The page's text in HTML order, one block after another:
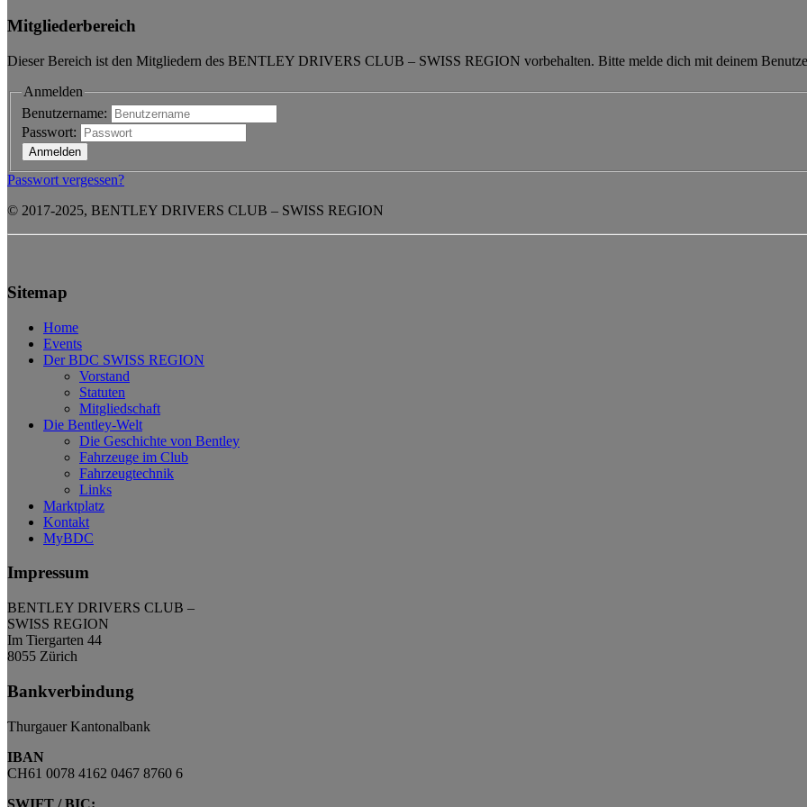
Mitgliederbereich
Dieser Bereich ist den Mitgliedern des BENTLEY DRIVERS CLUB – SWISS REGION vorbehalten. Bitte melde dich mit deinem
Anmelden
Benutzername:
Passwort:
Passwort vergessen?
© 2017-2025, BENTLEY DRIVERS CLUB – SWISS REGION
Sitemap
Home
Events
Der BDC SWISS REGION
Vorstand
Statuten
Mitgliedschaft
Die Bentley-Welt
Die Geschichte von Bentley
Fahrzeuge im Club
Fahrzeugtechnik
Links
Marktplatz
Kontakt
MyBDC
Impressum
BENTLEY DRIVERS CLUB –
SWISS REGION
Im Tiergarten 44
8055 Zürich
Bankverbindung
Thurgauer Kantonalbank
IBAN
CH61 0078 4162 0467 8760 6
SWIFT / BIC: